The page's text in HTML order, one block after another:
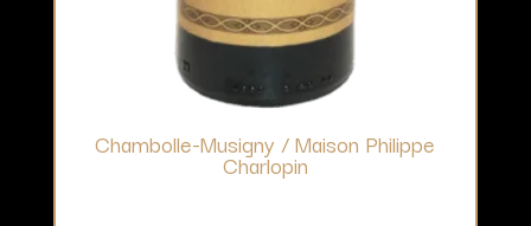
Chambolle-Musigny / Maison Philippe
Charlopin